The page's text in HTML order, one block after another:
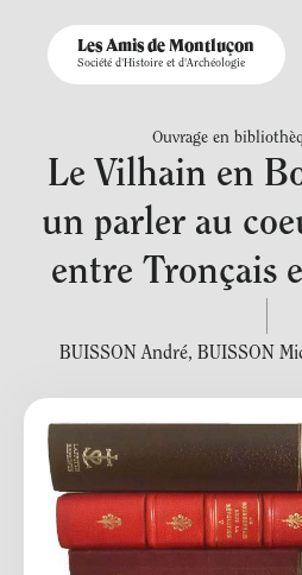
Les Amis de Montluçon
Société d'Histoire et d'Archéologie
Ouvrage en
Le Vilhain en
un parler au
entre Tronçais
BUISSON André, BUISSON